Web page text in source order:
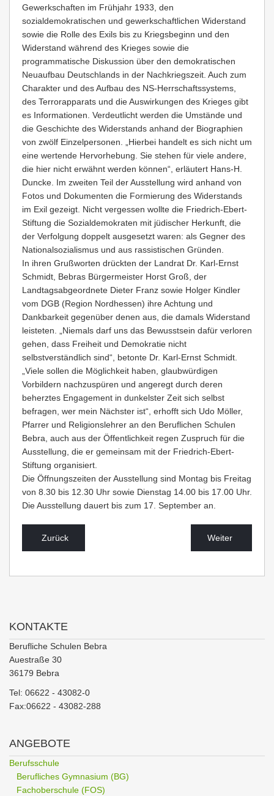
Gewerkschaften im Frühjahr 1933, den
sozialdemokratischen und gewerkschaftlichen Widerstand
sowie die Rolle des Exils bis zu Kriegsbeginn und den
Widerstand während des Krieges sowie die
programmatische Diskussion über den demokratischen
Neuaufbau Deutschlands in der Nachkriegszeit. Auch zum
Charakter und des Aufbau des NS-Herrschaftssystems,
des Terrorapparats und die Auswirkungen des Krieges gibt
es Informationen. Verdeutlicht werden die Umstände und
die Geschichte des Widerstands anhand der Biographien
von zwölf Einzelpersonen. „Hierbei handelt es sich nicht um
eine wertende Hervorhebung. Sie stehen für viele andere,
die hier nicht erwähnt werden können“, erläutert Hans-H.
Duncke. Im zweiten Teil der Ausstellung wird anhand von
Fotos und Dokumenten die Formierung des Widerstands
im Exil gezeigt. Nicht vergessen wollte die Friedrich-Ebert-
Stiftung die Sozialdemokraten mit jüdischer Herkunft, die
der Verfolgung doppelt ausgesetzt waren: als Gegner des
Nationalsozialismus und aus rassistischen Gründen.
In ihren Grußworten drückten der Landrat Dr. Karl-Ernst
Schmidt, Bebras Bürgermeister Horst Groß, der
Landtagsabgeordnete Dieter Franz sowie Holger Kindler
vom DGB (Region Nordhessen) ihre Achtung und
Dankbarkeit gegenüber denen aus, die damals Widerstand
leisteten. „Niemals darf uns das Bewusstsein dafür verloren
gehen, dass Freiheit und Demokratie nicht
selbstverständlich sind“, betonte Dr. Karl-Ernst Schmidt.
„Viele sollen die Möglichkeit haben, glaubwürdigen
Vorbildern nachzuspüren und angeregt durch deren
beherztes Engagement in dunkelster Zeit sich selbst
befragen, wer mein Nächster ist“, erhofft sich Udo Möller,
Pfarrer und Religionslehrer an den Beruflichen Schulen
Bebra, auch aus der Öffentlichkeit regen Zuspruch für die
Ausstellung, die er gemeinsam mit der Friedrich-Ebert-
Stiftung organisiert.
Die Öffnungszeiten der Ausstellung sind Montag bis Freitag
von 8.30 bis 12.30 Uhr sowie Dienstag 14.00 bis 17.00 Uhr.
Die Ausstellung dauert bis zum 17. September an.
Zurück Weiter
KONTAKTE
Berufliche Schulen Bebra
Auestraße 30
36179 Bebra
Tel: 06622 - 43082-0
Fax:06622 - 43082-288
ANGEBOTE
Berufsschule
Berufliches Gymnasium (BG)
Fachoberschule (FOS)